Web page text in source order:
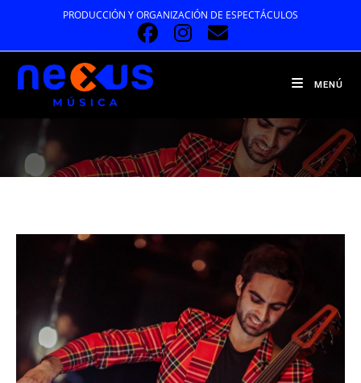
contenido
PRODUCCIÓN Y ORGANIZACIÓN DE ESPECTÁCULOS
MENÚ